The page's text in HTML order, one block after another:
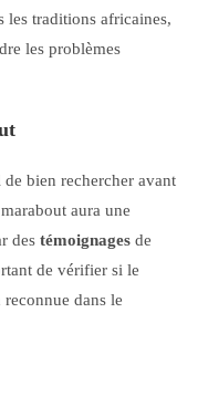
les traditions africaines,
les problèmes
bien rechercher avant
aura une
destémoignages de
de vérifier si le
dans le